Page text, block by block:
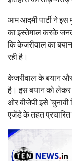
आम आदमी पार्टी ने इस
का इस्तेमाल करके
कि केजरीवाल का
रही है।
केजरीवाल के बयान और
है। इस बयान को लेकर
ओर बीजेपी इसे ‘चुनावी
एजेंडे के तहत प्रचारित